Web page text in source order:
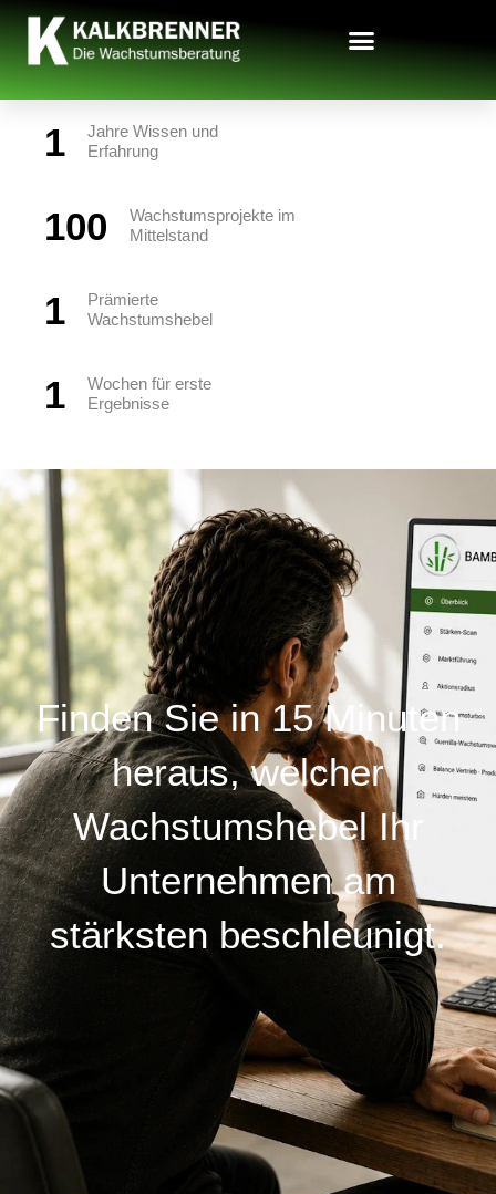
springen
1
Jahre Wissen und
Erfahrung
100
Wachstumsprojekte im
Mittelstand
1
Prämierte
Wachstumshebel
1
Wochen für erste
Ergebnisse
Finden Sie in 15 Minuten
heraus, welcher
Wachstumshebel Ihr
Unternehmen am
stärksten beschleunigt.